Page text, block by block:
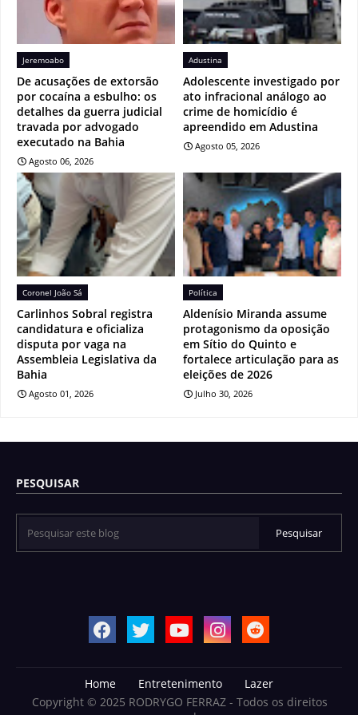
Jeremoabo
De acusações de extorsão
por cocaína a esbulho: os
detalhes da guerra judicial
travada por advogado
executado na Bahia
Agosto 06, 2026
Adustina
Adolescente investigado por
ato infracional análogo ao
crime de homicídio é
apreendido em Adustina
Agosto 05, 2026
Coronel João Sá
Carlinhos Sobral registra
candidatura e oficializa
disputa por vaga na
Assembleia Legislativa da
Bahia
Agosto 01, 2026
Política
Aldenísio Miranda assume
protagonismo da oposição
em Sítio do Quinto e
fortalece articulação para as
eleições de 2026
Julho 30, 2026
PESQUISAR
Home Entretenimento
Lazer
Copyright © 2025 RODRYGO FERRAZ - Todos os direitos